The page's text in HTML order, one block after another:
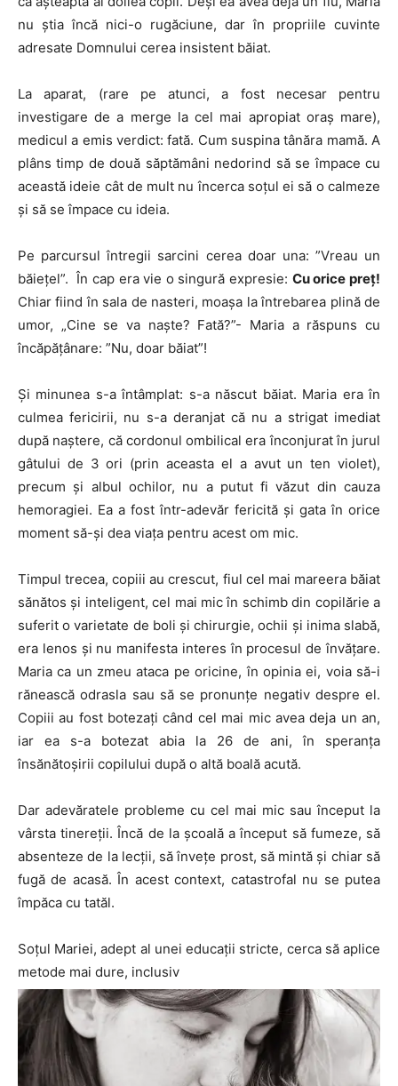
nu știa încă nici-o rugăciune, dar în propriile cuvinte
adresate Domnului cerea insistent băiat.
La aparat, (rare pe atunci, a fost necesar pentru
investigare de a merge la cel mai apropiat oraș mare),
medicul a emis verdict: fată. Cum suspina tânăra mamă. A
plâns timp de două săptămâni nedorind să se împace cu
această ideie cât de mult nu încerca soțul ei să o calmeze
și să se împace cu ideia.
Pe parcursul întregii sarcini cerea doar una: ”Vreau un
băiețel”. În cap era vie o singură expresie: Cu orice preț!
Chiar fiind în sala de nasteri, moașa la întrebarea plină de
umor, „Cine se va naște? Fată?”- Maria a răspuns cu
încăpățânare: ”Nu, doar băiat”!
Și minunea s-a întâmplat: s-a născut băiat. Maria era în
culmea fericirii, nu s-a deranjat că nu a strigat imediat
după naștere, că cordonul ombilical era înconjurat în jurul
gâtului de 3 ori (prin aceasta el a avut un ten violet),
precum și albul ochilor, nu a putut fi văzut din cauza
hemoragiei. Ea a fost într-adevăr fericită și gata în orice
moment să-și dea viața pentru acest om mic.
Timpul trecea, copiii au crescut, fiul cel mai mareera băiat
sănătos și inteligent, cel mai mic în schimb din copilărie a
suferit o varietate de boli și chirurgie, ochii și inima slabă,
era lenos și nu manifesta interes în procesul de învățare.
Maria ca un zmeu ataca pe oricine, în opinia ei, voia să-i
rănească odrasla sau să se pronunțe negativ despre el.
Copiii au fost botezați când cel mai mic avea deja un an,
iar ea s-a botezat abia la 26 de ani, în speranța
însănătoșirii copilului după o altă boală acută.
Dar adevăratele probleme cu cel mai mic sau început la
vârsta tinereții. Încă de la școală a început să fumeze, să
absenteze de la lecții, să învețe prost, să mintă și chiar să
fugă de acasă. În acest context, catastrofal nu se putea
împăca cu tatăl.
Soțul Mariei, adept al unei educații stricte, cerca să aplice
metode mai dure, inclusiv